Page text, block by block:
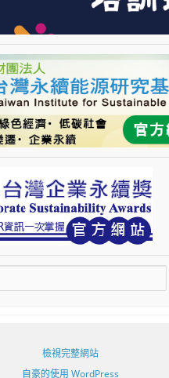
檢視完整網站
自豪的使用 WordPress